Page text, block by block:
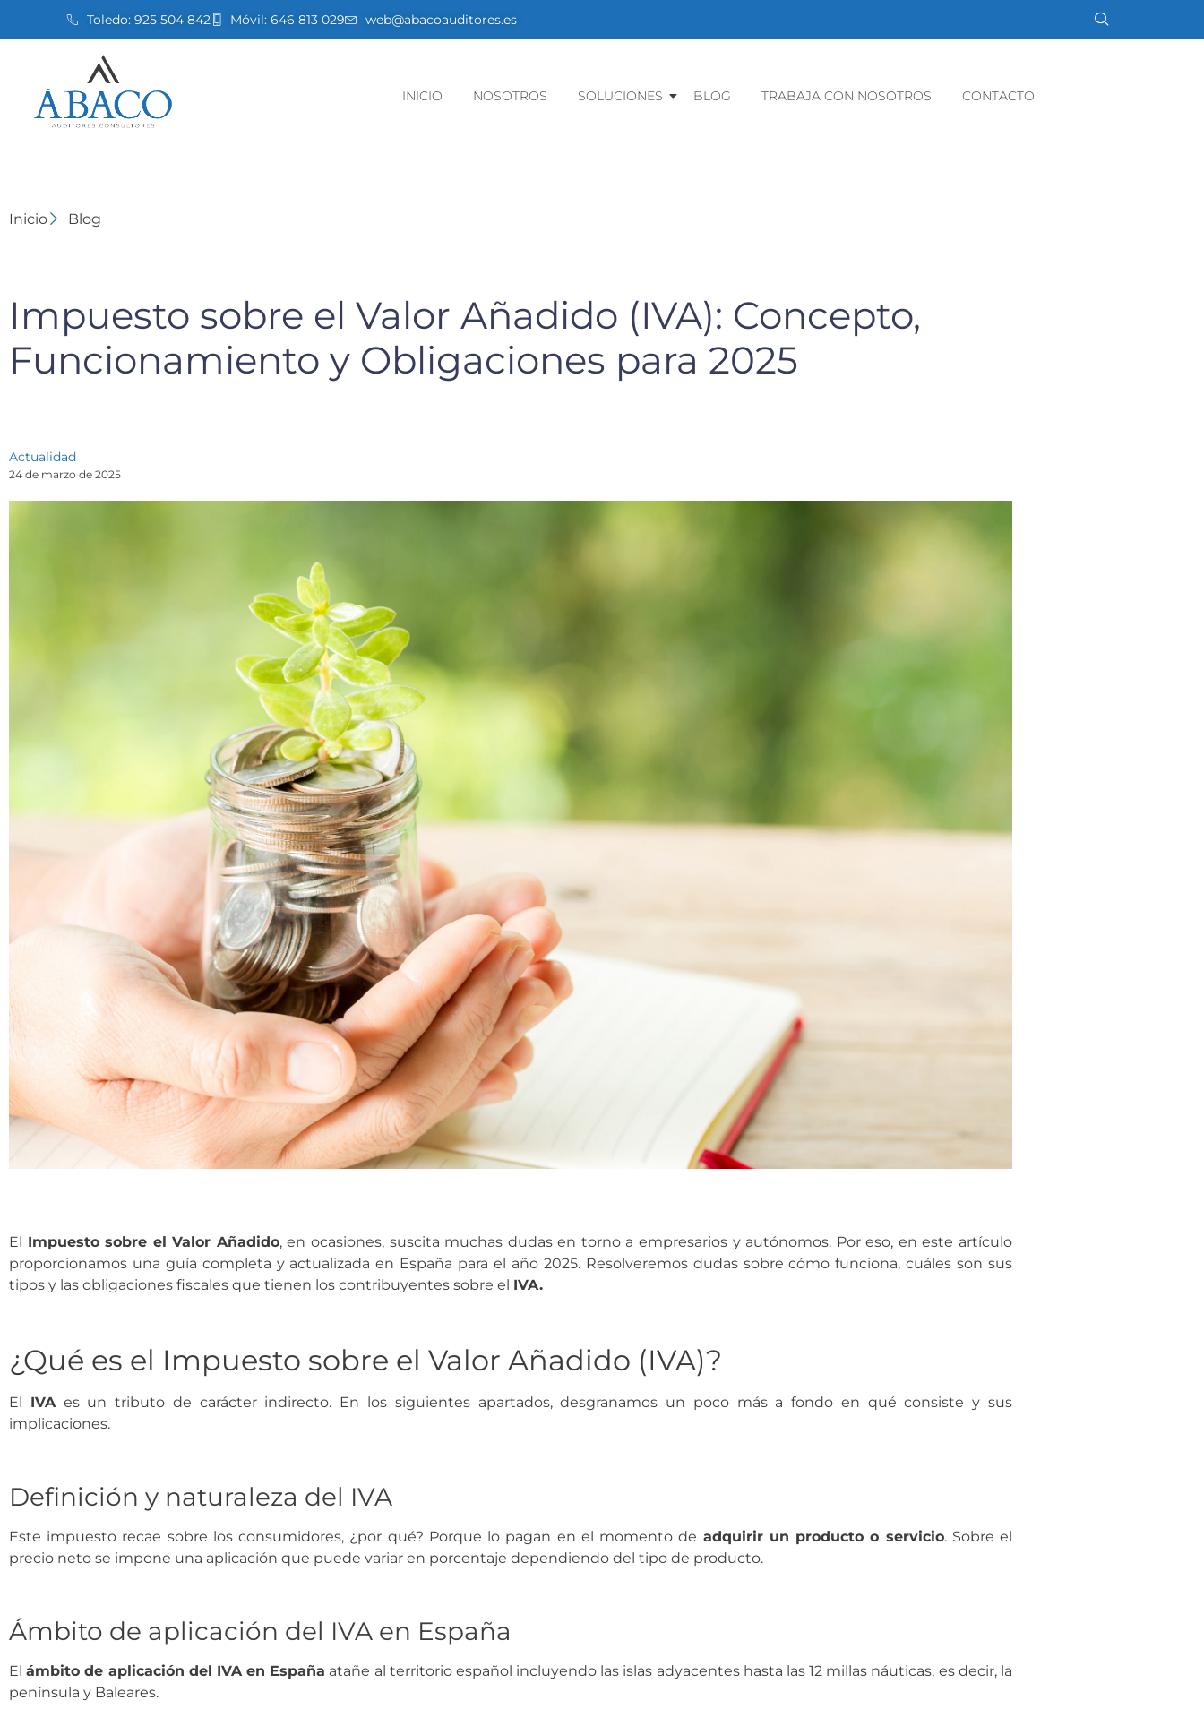
Toledo: 925 504 842 Móvil: 646 813 029 web@abacoauditores.es
INICIO NOSOTROS SOLUCIONES BLOG TRABAJA CON NOSOTROS CONTACTO
Inicio Blog
Impuesto sobre el Valor Añadido (IVA): Concepto,
Funcionamiento y Obligaciones para 2025
Actualidad
24 de marzo de 2025
El Impuesto sobre el Valor Añadido, en ocasiones, suscita muchas dudas en torno a empresarios y autónomos. Por eso, en este artículo
proporcionamos una guía completa y actualizada en España para el año 2025. Resolveremos dudas sobre cómo funciona, cuáles son sus
tipos y las obligaciones fiscales que tienen los contribuyentes sobre el IVA.
¿Qué es el Impuesto sobre el Valor Añadido (IVA)?
El IVAes un tributo de carácter indirecto. En los siguientes apartados, desgranamos un poco más a fondo en qué consiste y sus
implicaciones.
Definición y naturaleza del IVA
Este impuesto recae sobre los consumidores, ¿por qué? Porque lo pagan en el momento de adquirir un producto o servicio. Sobre el
precio neto se impone una aplicación que puede variar en porcentaje dependiendo del tipo de producto.
Ámbito de aplicación del IVA en España
Elámbito de aplicación del IVA en España atañe al territorio español incluyendo las islas adyacentes hasta las 12 millas náuticas, es decir, la
península y Baleares.